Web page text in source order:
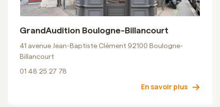
GrandAudition Boulogne-Billancourt
41 avenue Jean-Baptiste Clément 92100 Boulogne-
Billancourt
01 48 25 27 78
En savoir plus